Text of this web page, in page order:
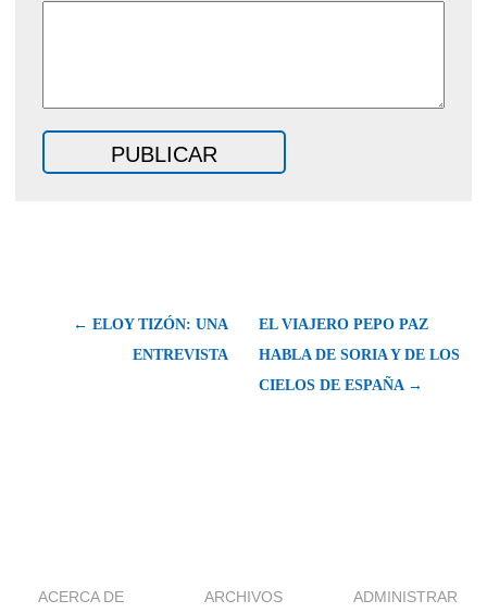
← ELOY TIZÓN: UNA
ENTREVISTA
EL VIAJERO PEPO PAZ
HABLA DE SORIA Y DE LOS
CIELOS DE ESPAÑA →
ACERCA DE ARCHIVOS ADMINISTRAR